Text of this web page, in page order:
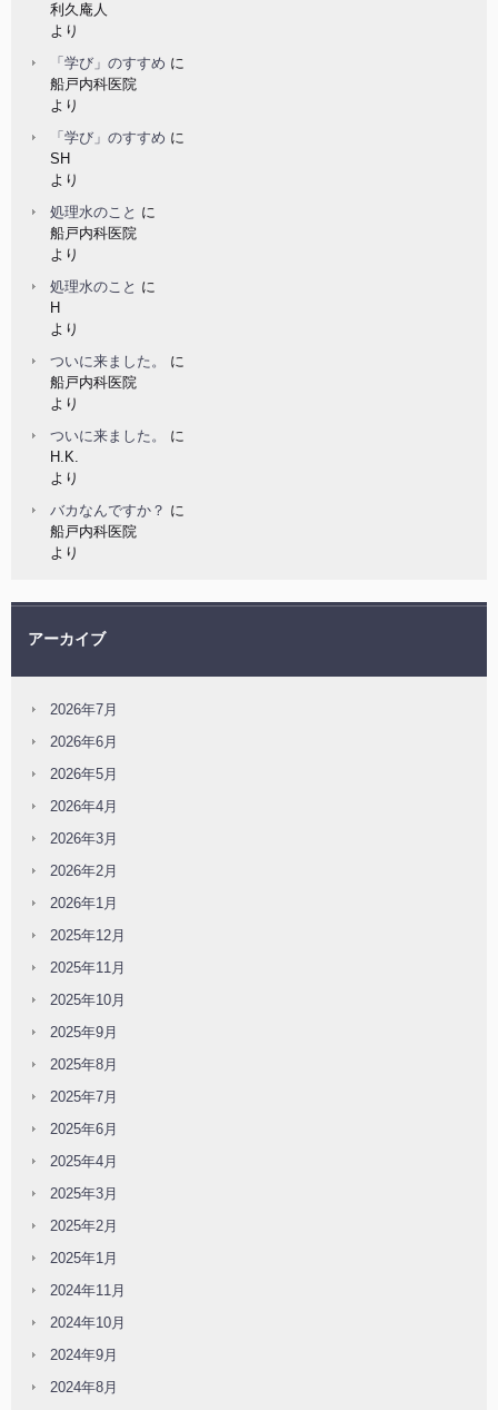
利久庵人
より
「学び」のすすめ に
船戸内科医院
より
「学び」のすすめ に
SH
より
処理水のこと に
船戸内科医院
より
処理水のこと に
H
より
ついに来ました。
に
船戸内科医院
より
ついに来ました。
に
H.K.
より
バカなんですか？ に
船戸内科医院
より
アーカイブ
2026年7月
2026年6月
2026年5月
2026年4月
2026年3月
2026年2月
2026年1月
2025年12月
2025年11月
2025年10月
2025年9月
2025年8月
2025年7月
2025年6月
2025年4月
2025年3月
2025年2月
2025年1月
2024年11月
2024年10月
2024年9月
2024年8月